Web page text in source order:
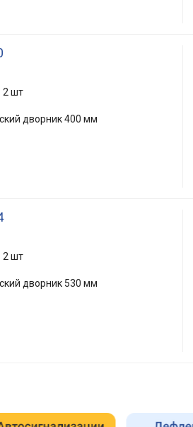
2 шт
дворник 400 мм
2 шт
дворник 530 мм